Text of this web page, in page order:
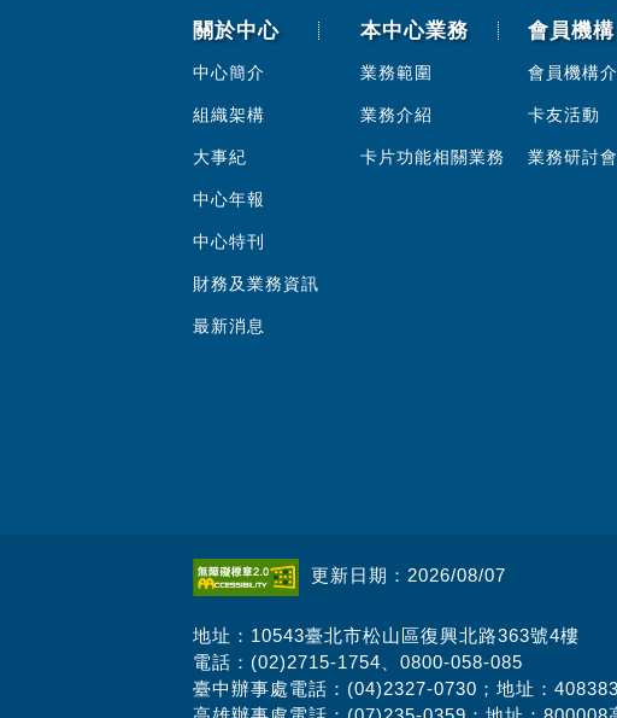
關於中心
中心簡介
組織架構
大事紀
中心年報
中心特刊
財務及業務資訊
最新消息
本中心業務
業務範圍
業務介紹
卡片功能相關業務
會員機構
會員機構
卡友活動
業務研討會
更新日期：2026/08/07
地址：10543臺北市松山區復興北路363號4樓
電話：(02)2715-1754、0800-058-085
臺中辦事處電話：(04)2327-0730；地址：